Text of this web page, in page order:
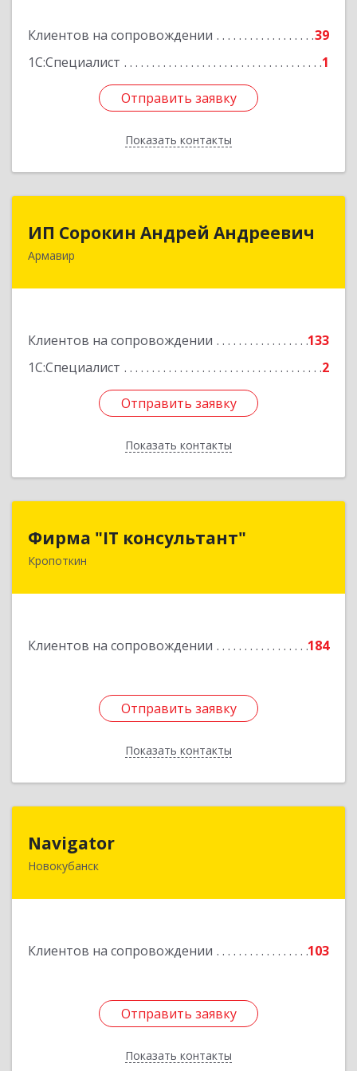
Клиентов на сопровождении
39
1С:Специалист
1
Отправить заявку
Показать контакты
Отправить заявку
Назад
ИП Сорокин Андрей Андреевич
Армавир
Клиентов на сопровождении
133
1С:Специалист
2
Отправить заявку
Показать контакты
ИП Сорокин Андрей Андреевич
Отправить заявку
Назад
Фирма "IT консультант"
Кропоткин
Клиентов на сопровождении 184
Отправить заявку
Показать контакты
352389, Краснодарский край, Кавказский р-н,
Отправить заявку
Назад
Navigator
Новокубанск
Клиентов на сопровождении 103
Отправить заявку
Показать контакты
352240, Краснодарский край, Новокубанск г,
Отправить заявку
Назад